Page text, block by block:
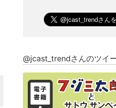
@jcast_trendさんのツイ